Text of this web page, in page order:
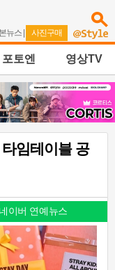
뉴스 | 사진구매
포토엔 영상TV
임테이블 공
네이버 연예뉴스